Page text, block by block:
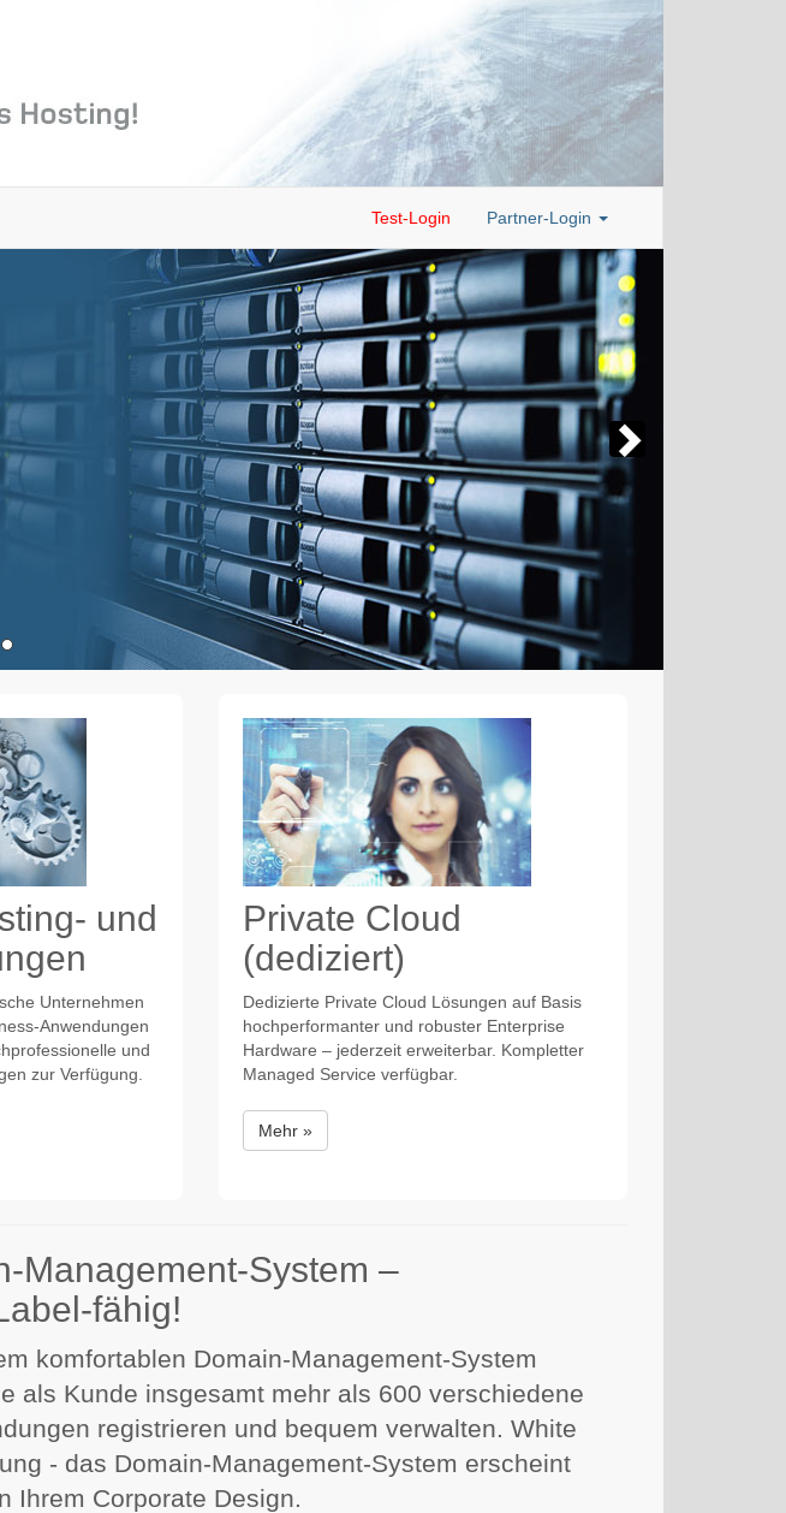
Test-Login Partner-Login
und
Unternehmen
Anwendungen
und
zur Verfügung.
Private Cloud
(dediziert)
Dedizierte Private Cloud Lösungen auf Basis
hochperformanter und robuster Enterprise
Hardware – jederzeit erweiterbar. Kompletter
Managed Service verfügbar.
Mehr »
Management-System –
fähig!
komfortablen Domain-Management-System
als Kunde insgesamt mehr als 600 verschiedene
registrieren und bequem verwalten. White
- das Domain-Management-System erscheint
Ihrem Corporate Design.